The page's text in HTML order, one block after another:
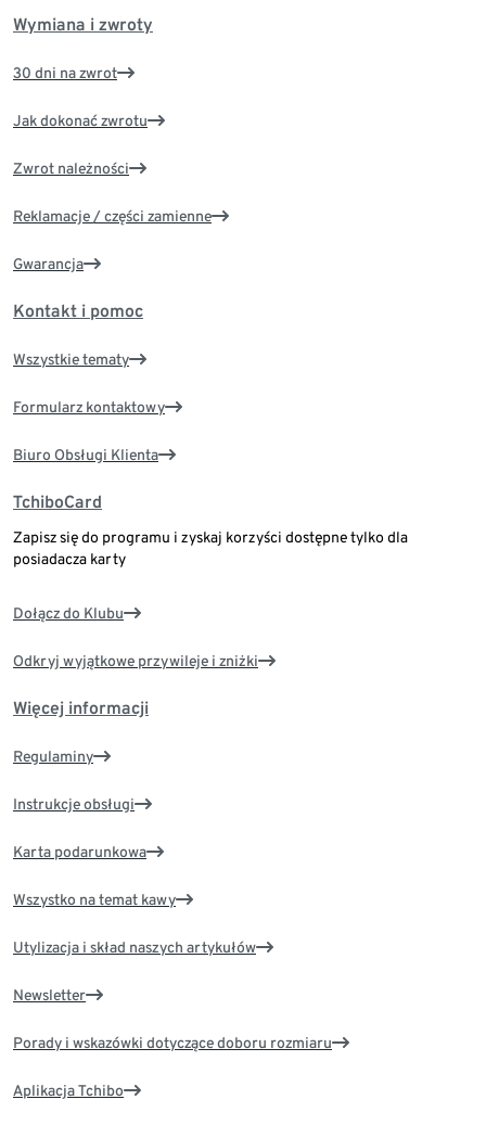
Wymiana i zwroty
30 dni na zwrot
Jak dokonać zwrotu
Zwrot należności
Reklamacje / części zamienne
Gwarancja
Kontakt i pomoc
Wszystkie tematy
Formularz kontaktowy
Biuro Obsługi Klienta
TchiboCard
Zapisz się do programu i zyskaj korzyści dostępne tylko dla
posiadacza karty
Dołącz do Klubu
Odkryj wyjątkowe przywileje i zniżki
Więcej informacji
Regulaminy
Instrukcje obsługi
Karta podarunkowa
Wszystko na temat kawy
Utylizacja i skład naszych artykułów
Newsletter
Porady i wskazówki dotyczące doboru rozmiaru
Aplikacja Tchibo